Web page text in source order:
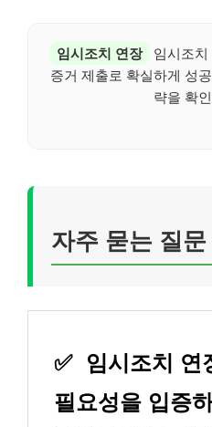
임시조치 연장
임시조
증거 제출로 확실하게 성
략을 확
자주 묻는 질문
✅
임시조치 연
필요성을 입증